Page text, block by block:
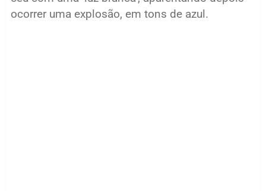
ocorrer uma explosão, em tons de azul.